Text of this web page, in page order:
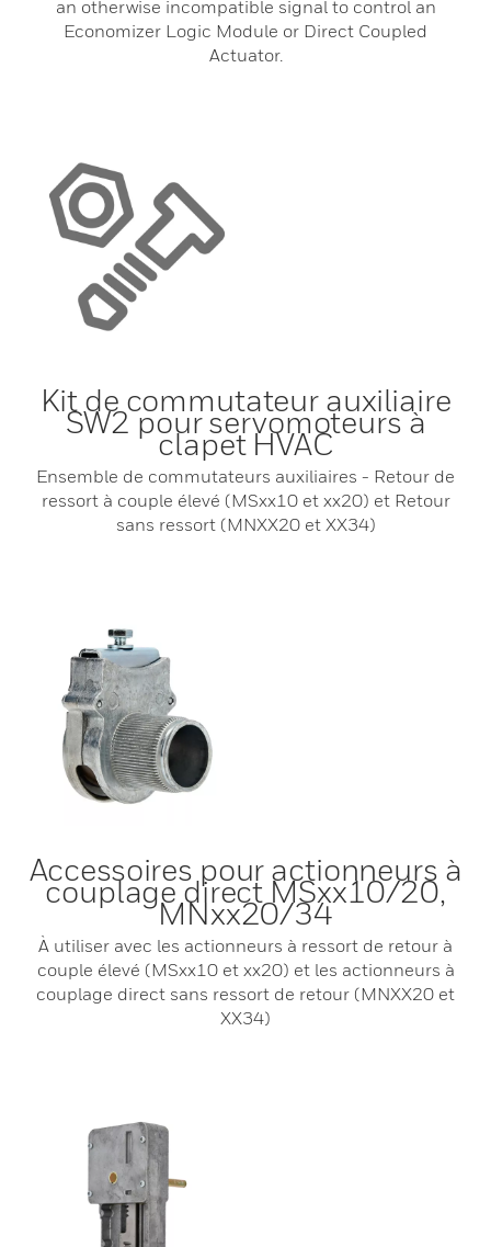
an otherwise incompatible signal to control an
Economizer Logic Module or Direct Coupled
Actuator.
Kit de commutateur auxiliaire
SW2 pour servomoteurs à
clapet HVAC
Ensemble de commutateurs auxiliaires - Retour de
ressort à couple élevé (MSxx10 et xx20) et Retour
sans ressort (MNXX20 et XX34)
Accessoires pour actionneurs à
couplage direct MSxx10/20,
MNxx20/34
À utiliser avec les actionneurs à ressort de retour à
couple élevé (MSxx10 et xx20) et les actionneurs à
couplage direct sans ressort de retour (MNXX20 et
XX34)